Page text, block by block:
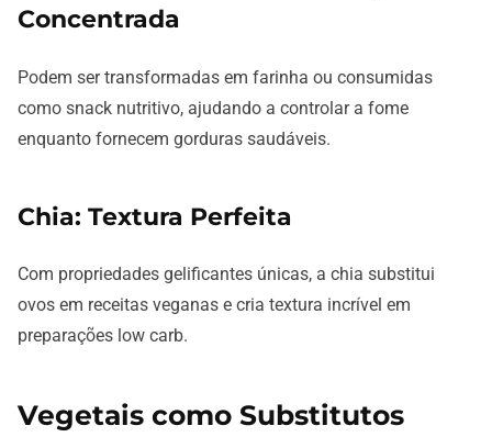
Concentrada
Podem ser transformadas em farinha ou consumidas
como snack nutritivo, ajudando a controlar a fome
enquanto fornecem gorduras saudáveis.
Chia: Textura Perfeita
Com propriedades gelificantes únicas, a chia substitui
ovos em receitas veganas e cria textura incrível em
preparações low carb.
Vegetais como Substitutos